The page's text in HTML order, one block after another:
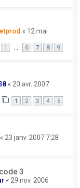
« 12 mai
1 … 6 7 8 9
« 20 avr. 2007
1 2 3 4 5
« 23 janv. 2007 7:28
3
« 29 nov. 2006